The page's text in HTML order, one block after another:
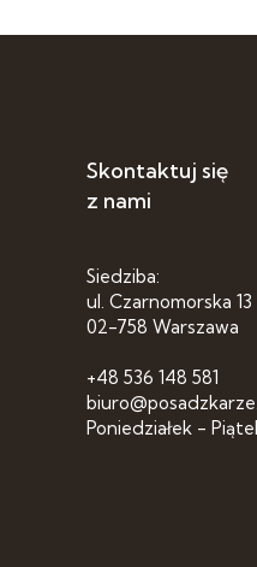
Skontaktuj się
z nami
Siedziba:
ul. Czarnomorska 13
02-758 Warszawa
+48 536 148 581
Poniedziałek -